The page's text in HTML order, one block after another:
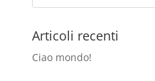
Articoli recenti
Ciao mondo!